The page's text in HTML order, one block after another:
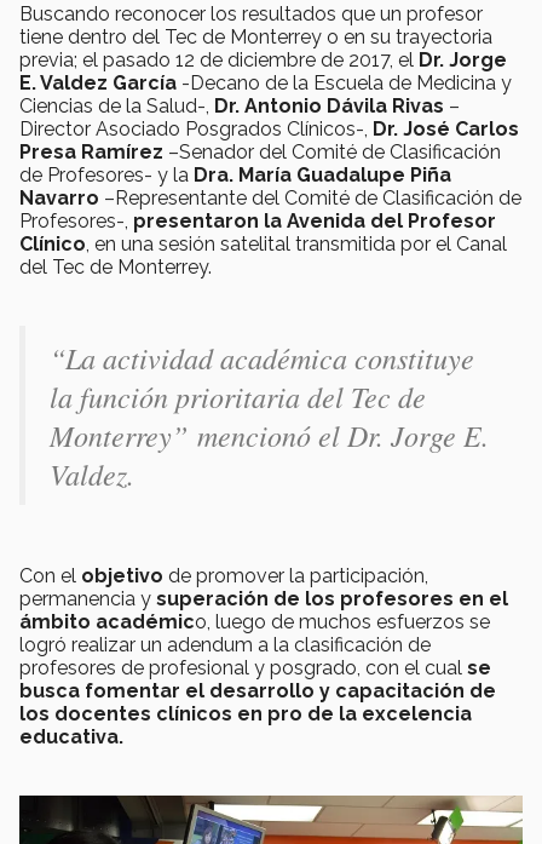
Buscando reconocer los resultados que un profesor
tiene dentro del Tec de Monterrey o en su trayectoria
previa; el pasado 12 de diciembre de 2017, el Dr. Jorge
E. Valdez García -Decano de la Escuela de Medicina y
Ciencias de la Salud-, Dr. Antonio Dávila Rivas –
Director Asociado Posgrados Clínicos-, Dr. José Carlos
Presa Ramírez –Senador del Comité de Clasificación
de Profesores- y la Dra. María Guadalupe Piña
Navarro –Representante del Comité de Clasificación de
Profesores-, presentaron la Avenida del Profesor
Clínico , en una sesión satelital transmitida por el Canal
del Tec de Monterrey.
“La actividad académica constituye
la función prioritaria del Tec de
Monterrey” mencionó el Dr. Jorge E.
Valdez.
Con el objetivo de promover la participación,
permanencia y superación de los profesores en el
ámbito académico, luego de muchos esfuerzos se
logró realizar un adendum a la clasificación de
profesores de profesional y posgrado, con el cual se
busca fomentar el desarrollo y capacitación de
los docentes clínicos en pro de la excelencia
educativa.